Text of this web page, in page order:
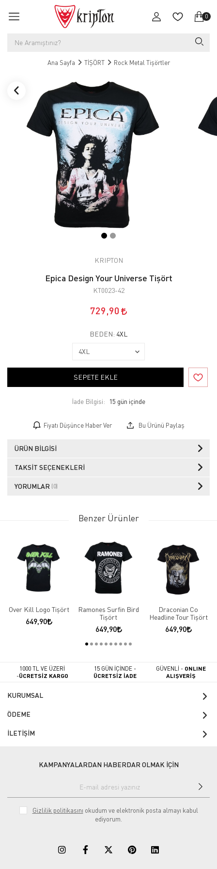
0
Ana Sayfa TİŞÖRT Rock Metal Tişörtler
KRIPTON
Epica Design Your Universe Tişört
KT0023-42
729,90
BEDEN: 4XL
SEPETE EKLE
İade Bilgisi:
Fiyatı Düşünce Haber Ver Bu Ürünü Paylaş
ÜRÜN BILGISI
TAKSIT SEÇENEKLERI
YORUMLAR (0)
Benzer Ürünler
Over Kill Logo Tişört
649,90
Ramones Surfin Bird
Tişört
649,90
Draconian Co
Headline Tour Tişört
649,90
1000 TL VE ÜZERİ
-ÜCRETSİZ KARGO
15 GÜN İÇİNDE -
ÜCRETSİZ İADE
GÜVENLİ - ONLINE
ALIŞVERİŞ
KURUMSAL
ÖDEME
İLETİŞİM
KAMPANYALARDAN HABERDAR OLMAK İÇİN
Gizlilik politikasını okudum ve elektronik posta almayı kabul
ediyorum.